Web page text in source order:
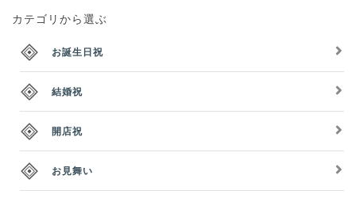
カテゴリから選ぶ
お誕生日祝
結婚祝
開店祝
お見舞い